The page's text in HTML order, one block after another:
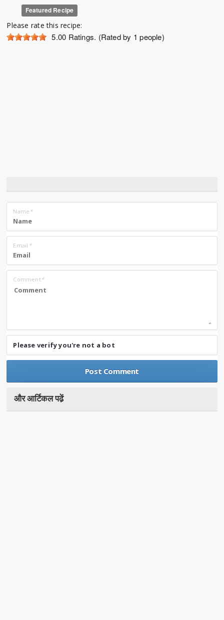
Featured Recipe
Please rate this recipe:
5.00 Ratings. (Rated by 1 people)
Name *
Email *
Comment*
Please verify you're not a bot
और आर्टिकल पढे़ं